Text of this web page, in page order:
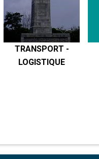
TRANSPORT -
LOGISTIQUE